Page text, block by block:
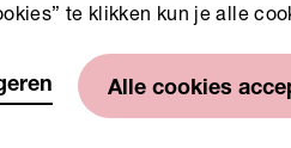
te klikken kun je alle
Alle cookies